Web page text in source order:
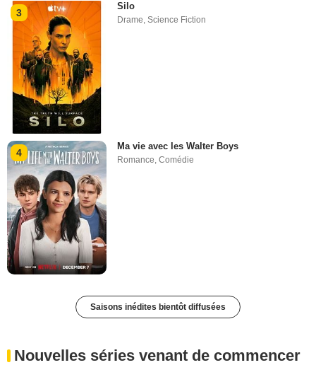
3
Silo
Drame,Science Fiction
4
Ma vie avec les Walter Boys
Romance,Comédie
Saisons inédites bientôt diffusées
Nouvelles séries venant de commencer